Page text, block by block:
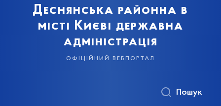
Деснянська районна в
місті Києві державна
адміністрація
офіційний вебпортал
Пошук